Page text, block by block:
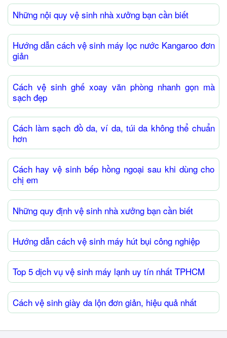
Những nội quy vệ sinh nhà xưởng bạn cần biết
Hướng dẫn cách vệ sinh máy lọc nước Kangaroo đơn
giản
Cách vệ sinh ghế xoay văn phòng nhanh gọn mà
sạch đẹp
Cách làm sạch đồ da, ví da, túi da không thể chuẩn
hơn
Cách hay vệ sinh bếp hồng ngoại sau khi dùng cho
chị em
Những quy định vệ sinh nhà xưởng bạn cần biết
Hướng dẫn cách vệ sinh máy hút bụi công nghiệp
Top 5 dịch vụ vệ sinh máy lạnh uy tín nhất TPHCM
Cách vệ sinh giày da lộn đơn giản, hiệu quả nhất